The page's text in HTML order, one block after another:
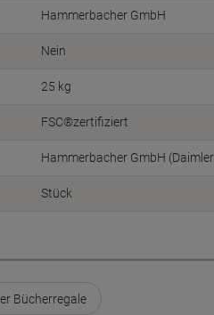
Hammerbacher GmbH
Nein
25 kg
FSC®zertifiziert
Hammerbacher GmbH
Stück
Bücherregale